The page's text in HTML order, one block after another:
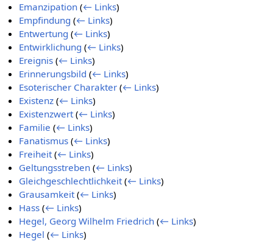
Emanzipation (← Links)
Empfindung (← Links)
Entwertung (← Links)
Entwirklichung (← Links)
Ereignis (← Links)
Erinnerungsbild (← Links)
Esoterischer Charakter (← Links)
Existenz (← Links)
Existenzwert (← Links)
Familie (← Links)
Fanatismus (← Links)
Freiheit (← Links)
Geltungsstreben (← Links)
Gleichgeschlechtlichkeit (← Links)
Grausamkeit (← Links)
Hass (← Links)
Hegel, Georg Wilhelm Friedrich (← Links)
Hegel (← Links)